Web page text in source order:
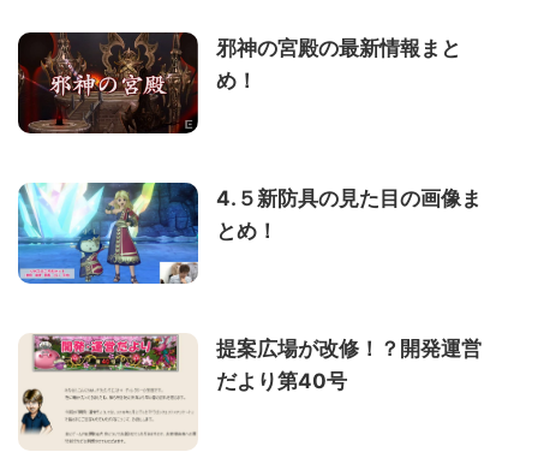
邪神の宮殿の最新情報まと
め！
4.５新防具の見た目の画像ま
とめ！
提案広場が改修！？開発運営
だより第40号